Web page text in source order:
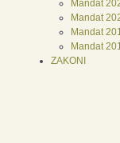
Mandat
Mandat
Mandat
Mandat
ZAKONI